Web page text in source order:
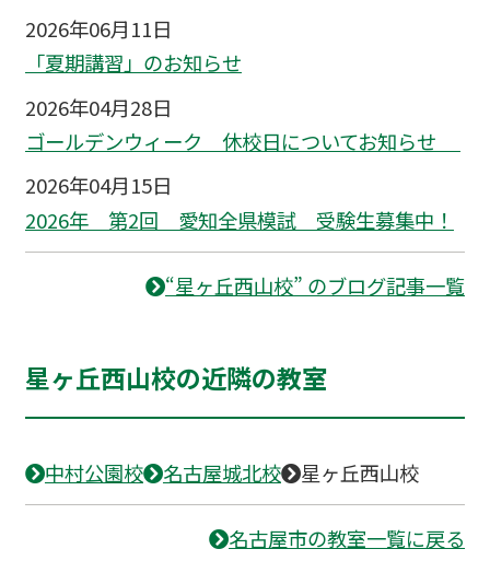
2026年06月11日
「夏期講習」のお知らせ
2026年04月28日
ゴールデンウィーク 休校日についてお知らせ
2026年04月15日
2026年 第2回 愛知全県模試 受験生募集中！
“星ヶ丘西山校” のブログ記事一覧
星ヶ丘西山校の近隣の教室
中村公園校 名古屋城北校 星ヶ丘西山校
名古屋市の教室一覧に戻る